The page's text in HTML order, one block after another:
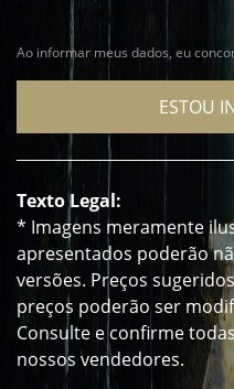
Ao informar meus dados, eu
ESTOU
Texto Legal:
* Imagens meramente
apresentados poderão
versões. Preços
preços poderão ser
Consulte e confirme
nossos vendedores.